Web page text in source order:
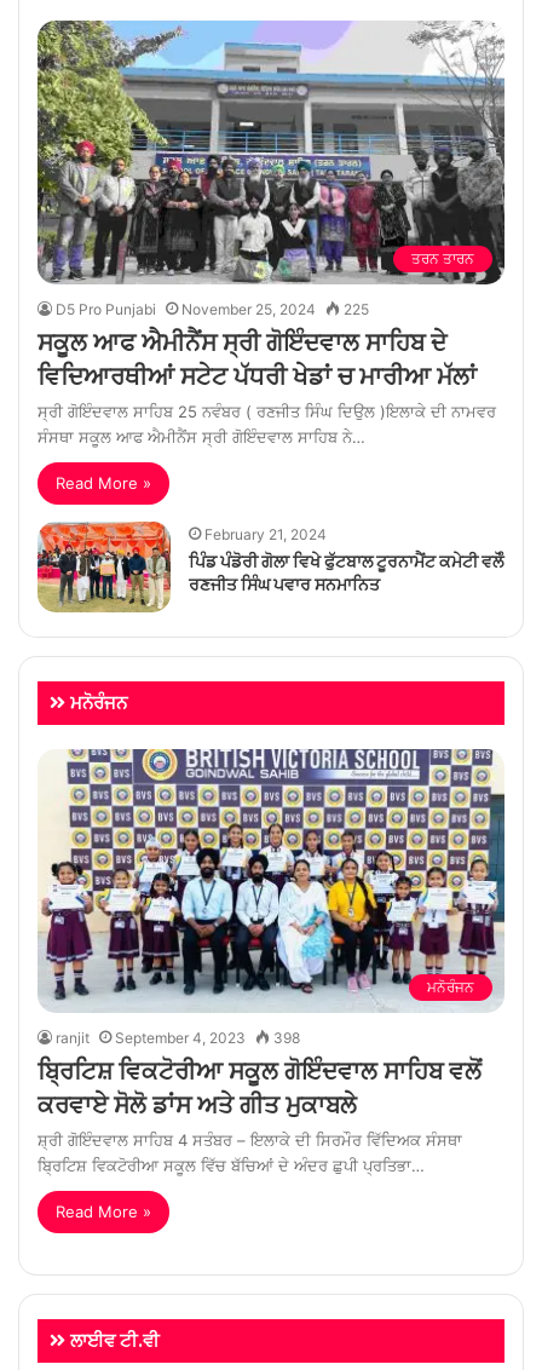
ਤਰਨ ਤਾਰਨ
D5 Pro Punjabi November 25, 2024 225
ਸਕੂਲ ਆਫ ਐਮੀਨੈਂਸ ਸ੍ਰੀ ਗੋਇੰਦਵਾਲ ਸਾਹਿਬ ਦੇ
ਵਿਦਿਆਰਥੀਆਂ ਸਟੇਟ ਪੱਧਰੀ ਖੇਡਾਂ ਚ ਮਾਰੀਆ ਮੱਲਾਂ
ਸ੍ਰੀ ਗੋਇੰਦਵਾਲ ਸਾਹਿਬ 25 ਨਵੰਬਰ ( ਰਣਜੀਤ ਸਿੰਘ ਦਿਉਲ )ਇਲਾਕੇ ਦੀ ਨਾਮਵਰ
ਸੰਸਥਾ ਸਕੂਲ ਆਫ ਐਮੀਨੈਂਸ ਸ੍ਰੀ ਗੋਇੰਦਵਾਲ ਸਾਹਿਬ ਨੇ…
Read More »
February 21, 2024
ਪਿੰਡ ਪੰਡੋਰੀ ਗੋਲਾ ਵਿਖੇ ਫੁੱਟਬਾਲ ਟੂਰਨਾਮੈਂਟ ਕਮੇਟੀ ਵਲੋੰ
ਰਣਜੀਤ ਸਿੰਘ ਪਵਾਰ ਸਨਮਾਨਿਤ
ਮਨੋਰੰਜਨ
ਮਨੋਰੰਜਨ
ranjit September 4, 2023 398
ਬ੍ਰਿਟਿਸ਼ ਵਿਕਟੋਰੀਆ ਸਕੂਲ ਗੋਇੰਦਵਾਲ ਸਾਹਿਬ ਵਲੋਂ
ਕਰਵਾਏ ਸੋਲੋ ਡਾਂਸ ਅਤੇ ਗੀਤ ਮੁਕਾਬਲੇ
ਸ਼੍ਰੀ ਗੋਇੰਦਵਾਲ ਸਾਹਿਬ 4 ਸਤੰਬਰ – ਇਲਾਕੇ ਦੀ ਸਿਰਮੌਰ ਵਿੱਦਿਅਕ ਸੰਸਥਾ
ਬ੍ਰਿਟਿਸ਼ ਵਿਕਟੋਰੀਆ ਸਕੂਲ ਵਿੱਚ ਬੱਚਿਆਂ ਦੇ ਅੰਦਰ ਛੁਪੀ ਪ੍ਰਤਿਭਾ…
Read More »
ਲਾਈਵ ਟੀ.ਵੀ